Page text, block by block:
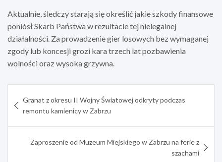
Aktualnie, śledczy starają się określić jakie szkody finansowe
poniósł Skarb Państwa w rezultacie tej nielegalnej
działalności. Za prowadzenie gier losowych bez wymaganej
zgody lub koncesji grozi kara trzech lat pozbawienia
wolności oraz wysoka grzywna.
wpisu
Granat z okresu II Wojny Światowej odkryty podczas
remontu kamienicy w Zabrzu
Zaproszenie od Muzeum Miejskiego w Zabrzu na ferie z
szachami